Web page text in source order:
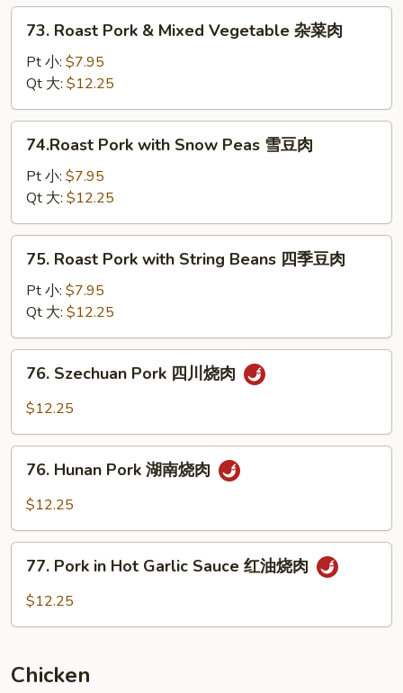
蘑
Roast
Pork
Mixed
Vegetable
73. Roast Pork & Mixed Vegetable 杂菜肉
Pt 小: $7.95
Qt 大: $12.25
Pork
with
Snow
Peas
雪
74.Roast Pork with Snow Peas 雪豆肉
Pt 小: $7.95
Qt 大: $12.25
Roast
Pork
with
String
Beans
肉
75. Roast Pork with String Beans 四季豆肉
Pt 小: $7.95
Qt 大: $12.25
Szechuan
Pork
川
76. Szechuan Pork 四川烧肉
$12.25
Hunan
Pork
南
76. Hunan Pork 湖南烧肉
$12.25
Pork
红
77. Pork in Hot Garlic Sauce 红油烧肉
$12.25
Chicken